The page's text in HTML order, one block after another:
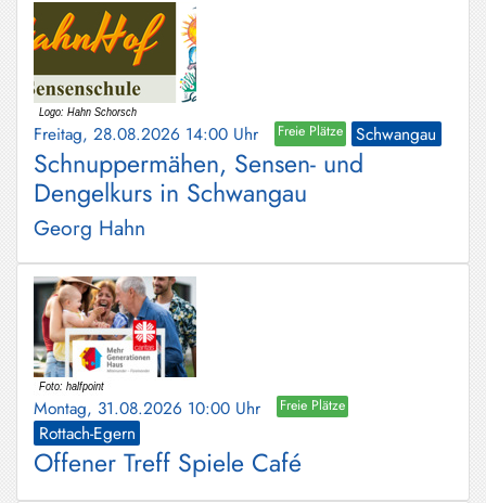
Freitag, 28.08.2026 14:00 Uhr Freie Plätze Schwangau
Schnuppermähen, Sensen- und
Dengelkurs in Schwangau
Georg Hahn
Montag, 31.08.2026 10:00 Uhr Freie Plätze
Rottach-Egern
Offener Treff Spiele Café